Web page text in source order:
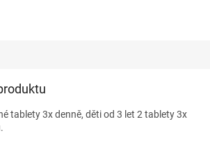
tablety 3x denně, děti od 3 let 2 tablety 3x